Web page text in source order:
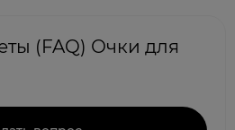
(FAQ) Очки для